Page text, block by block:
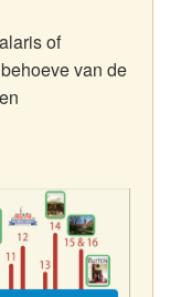
of
van de